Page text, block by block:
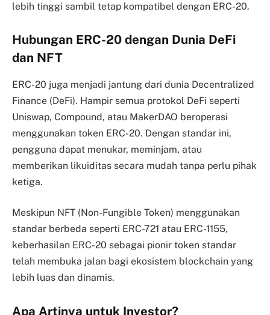
lebih tinggi sambil tetap kompatibel dengan ERC-20.
Hubungan ERC-20 dengan Dunia DeFi
dan NFT
ERC-20 juga menjadi jantung dari dunia Decentralized
Finance (DeFi). Hampir semua protokol DeFi seperti
Uniswap, Compound, atau MakerDAO beroperasi
menggunakan token ERC-20. Dengan standar ini,
pengguna dapat menukar, meminjam, atau
memberikan likuiditas secara mudah tanpa perlu pihak
ketiga.
Meskipun NFT (Non-Fungible Token) menggunakan
standar berbeda seperti ERC-721 atau ERC-1155,
keberhasilan ERC-20 sebagai pionir token standar
telah membuka jalan bagi ekosistem blockchain yang
lebih luas dan dinamis.
Apa Artinya untuk Investor?